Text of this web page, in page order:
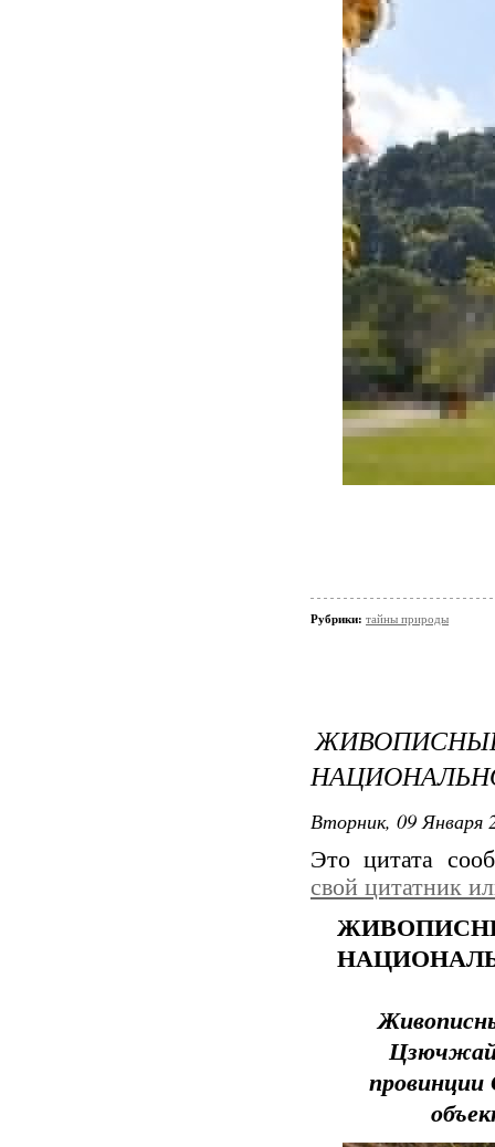
Рубрики: тайны природы
Вторник, 09 Января
Это цитата
свой цитатник